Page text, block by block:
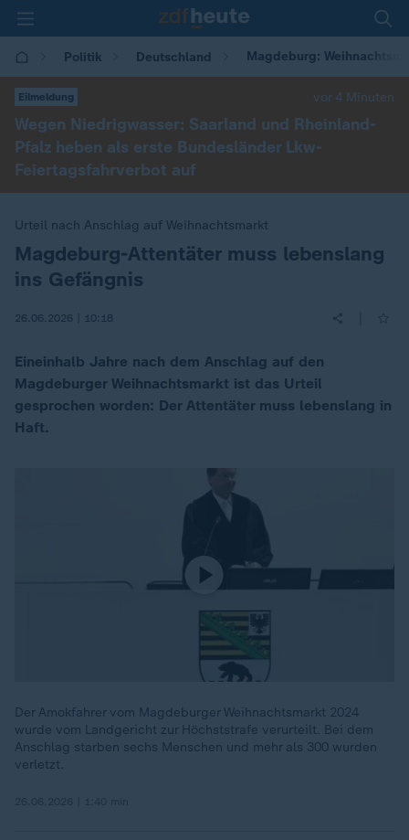
Politik Deutschland Magdeburg:
Eilmeldung vor 4 Minuten
Wegen Niedrigwasser: Saarland und Rheinland-
Pfalz heben als erste Bundesländer Lkw-
Feiertagsfahrverbot auf
Urteil nach Anschlag auf Weihnachtsmarkt
:Magdeburg-Attentäter muss lebenslang
ins Gefängnis
26.06.2026 | 10:18
Eineinhalb Jahre nach dem Anschlag auf den
Magdeburger Weihnachtsmarkt ist das Urteil
gesprochen worden: Der Attentäter muss lebenslang in
Haft.
Der Amokfahrer vom Magdeburger Weihnachtsmarkt 2024
wurde vom Landgericht zur Höchststrafe verurteilt. Bei dem
Anschlag starben sechs Menschen und mehr als 300 wurden
verletzt.